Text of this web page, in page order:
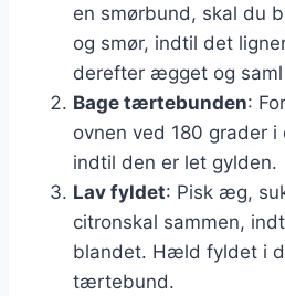
en smørbund, skal du
og smør, indtil det
derefter ægget og
Bage tærtebunden:
ovnen ved 180 grader i
indtil den er let gylden.
Lav fyldet: Pisk æg,
citronskal sammen,
blandet. Hæld fyldet i
tærtebund.